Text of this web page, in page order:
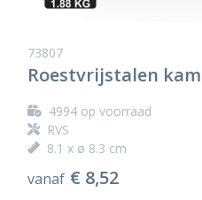
73807
Roestvrijstalen
4994op voorraad
RVS
8.1 x ø 8.3 cm
vanaf € 8,52